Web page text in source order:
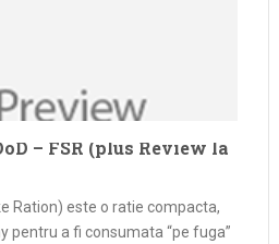
– FSR (plus Review la
Ration) este o ratie compacta,
pentru a fi consumata “pe fuga”